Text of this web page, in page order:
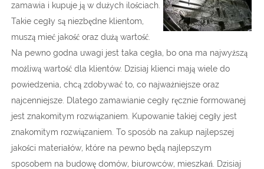
zamawia i kupuje ją w dużych ilościach.
Takie cegły są niezbędne klientom,
muszą mieć jakość oraz dużą wartość.
Na pewno godna uwagi jest taka cegła, bo ona ma najwyższą
możliwą wartość dla klientów. Dzisiaj klienci mają wiele do
powiedzenia, chcą zdobywać to, co najważniejsze oraz
najcenniejsze. Dlatego zamawianie cegły ręcznie formowanej
jest znakomitym rozwiązaniem. Kupowanie takiej cegły jest
znakomitym rozwiązaniem. To sposób na zakup najlepszej
jakości materiałów, które na pewno będą najlepszym
sposobem na budowę domów, biurowców, mieszkań. Dzisiaj